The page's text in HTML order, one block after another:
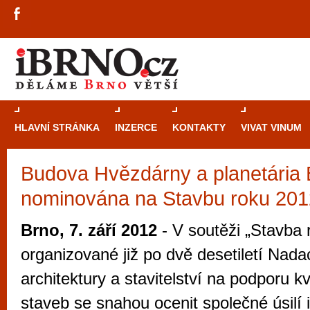
HLAVNÍ STRÁNKA INZERCE KONTAKTY VIVAT VINUM
Budova Hvězdárny a planetária
nominována na Stavbu roku
Brno, 7. září 2012 - V soutěži „Stavba
organizované již po dvě desetiletí
architektury a stavitelství na podporu
staveb se snahou ocenit společné úsilí
Průvodce
Brně: Od
Brno je
zajímavé
restaurace,
Mimo jiné je ale také místem, kde si